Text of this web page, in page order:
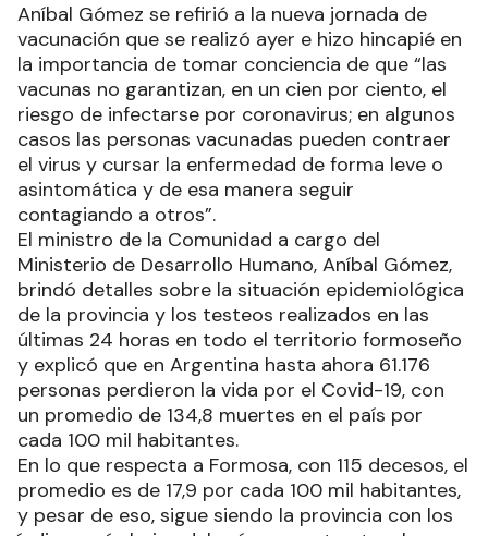
Aníbal Gómez se refirió a la nueva jornada de
vacunación que se realizó ayer e hizo hincapié en
la importancia de tomar conciencia de que “las
vacunas no garantizan, en un cien por ciento, el
riesgo de infectarse por coronavirus; en algunos
casos las personas vacunadas pueden contraer
el virus y cursar la enfermedad de forma leve o
asintomática y de esa manera seguir
contagiando a otros”.
El ministro de la Comunidad a cargo del
Ministerio de Desarrollo Humano, Aníbal Gómez,
brindó detalles sobre la situación epidemiológica
de la provincia y los testeos realizados en las
últimas 24 horas en todo el territorio formoseño
y explicó que en Argentina hasta ahora 61.176
personas perdieron la vida por el Covid-19, con
un promedio de 134,8 muertes en el país por
cada 100 mil habitantes.
En lo que respecta a Formosa, con 115 decesos, el
promedio es de 17,9 por cada 100 mil habitantes,
y pesar de eso, sigue siendo la provincia con los